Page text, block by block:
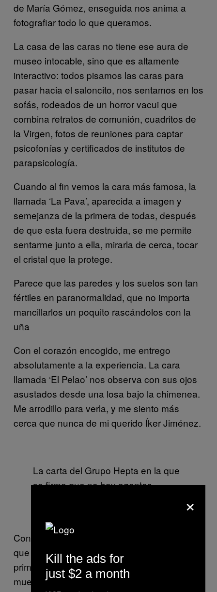
de María Gómez, enseguida nos anima a
fotografiar todo lo que queramos.
La casa de las caras no tiene ese aura de
museo intocable, sino que es altamente
interactivo: todos pisamos las caras para
pasar hacia el saloncito, nos sentamos en los
sofás, rodeados de un horror vacui que
combina retratos de comunión, cuadritos de
la Virgen, fotos de reuniones para captar
psicofonías y certificados de institutos de
parapsicología.
Cuando al fin vemos la cara más famosa, la
llamada ‘La Pava’, aparecida a imagen y
semejanza de la primera de todas, después
de que esta fuera destruida, se me permite
sentarme junto a ella, mirarla de cerca, tocar
el cristal que la protege.
Parece que las paredes y los suelos son tan
fértiles en paranormalidad, que no importa
mancillarlos un poquito rascándolos con la
uña
Con el corazón encogido, me entrego
absolutamente a la experiencia. La cara
llamada ‘El Pelao’ nos observa con sus ojos
asustados desde una losa bajo la chimenea.
Me arrodillo para verla, y me siento más
cerca que nunca de mi querido Íker Jiménez.
La carta del Grupo Hepta en la que
se firma que no hay agentes
Con las manos temblorosas, toco la cara,
que no tiene la protección de cristal de la
primera. La nieta de María Gómez nos
muestra las nuevas caras que están
×
Kill the ads for
just $2 a month